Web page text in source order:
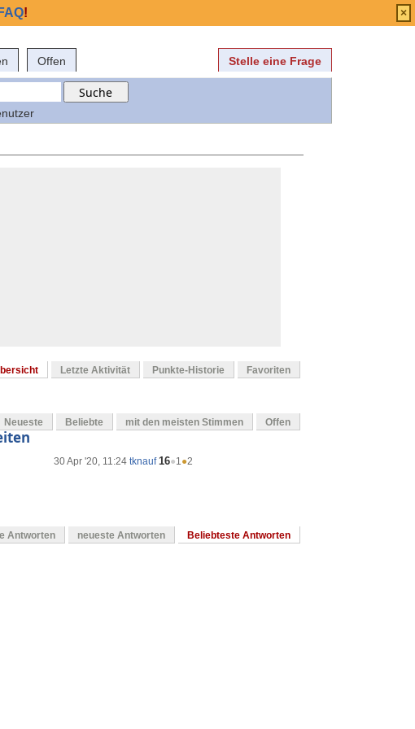
Offen Stelle eine Frage
Letzte Aktivität Punkte-Historie Favoriten
Neueste Beliebte mit den meisten Stimmen Offen
30 Apr '20, 11:24 tknauf 16●1●2
Antworten neueste Antworten Beliebteste Antworten
FAQ! ×